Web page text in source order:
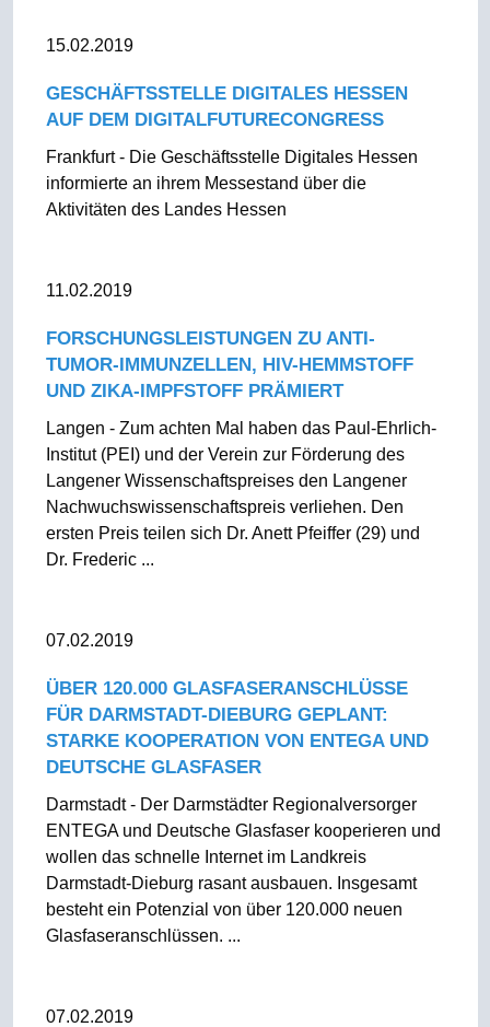
15.02.2019
GESCHÄFTSSTELLE DIGITALES HESSEN
AUF DEM DIGITALFUTURECONGRESS
Frankfurt - Die Geschäftsstelle Digitales Hessen
informierte an ihrem Messestand über die
Aktivitäten des Landes Hessen
11.02.2019
FORSCHUNGSLEISTUNGEN ZU ANTI-
TUMOR-IMMUNZELLEN, HIV-HEMMSTOFF
UND ZIKA-IMPFSTOFF PRÄMIERT
Langen - Zum achten Mal haben das Paul-Ehrlich-
Institut (PEI) und der Verein zur Förderung des
Langener Wissenschaftspreises den Langener
Nachwuchswissenschaftspreis verliehen. Den
ersten Preis teilen sich Dr. Anett Pfeiffer (29) und
Dr. Frederic ...
07.02.2019
ÜBER 120.000 GLASFASERANSCHLÜSSE
FÜR DARMSTADT-DIEBURG GEPLANT:
STARKE KOOPERATION VON ENTEGA UND
DEUTSCHE GLASFASER
Darmstadt - Der Darmstädter Regionalversorger
ENTEGA und Deutsche Glasfaser kooperieren und
wollen das schnelle Internet im Landkreis
Darmstadt-Dieburg rasant ausbauen. Insgesamt
besteht ein Potenzial von über 120.000 neuen
Glasfaseranschlüssen. ...
07.02.2019